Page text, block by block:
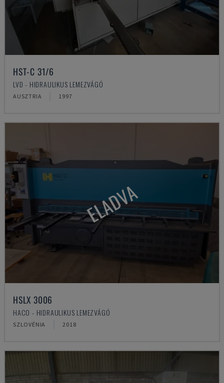
HST-C 31/6
LVD - HIDRAULIKUS LEMEZVÁGÓ
AUSZTRIA 1997
ELADVA
HSLX 3006
HACO - HIDRAULIKUS LEMEZVÁGÓ
SZLOVÉNIA 2018